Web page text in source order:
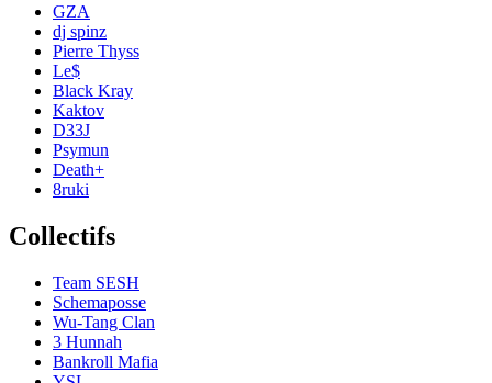
GZA
dj spinz
Pierre Thyss
Le$
Black Kray
Kaktov
D33J
Psymun
Death+
8ruki
Collectifs
Team SESH
Schemaposse
Wu-Tang Clan
3 Hunnah
Bankroll Mafia